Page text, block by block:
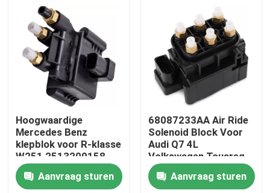
Thuis
Producten
Hoogwaardige
Mercedes Benz
klepblok voor R-klasse
W251 2513200158
Aanvraag sturen
68087233AA Air Ride
Solenoid Block Voor
Audi Q7 4L
Volkswagen Touareg
Porsche Cayenne 955
Aanvraag sturen